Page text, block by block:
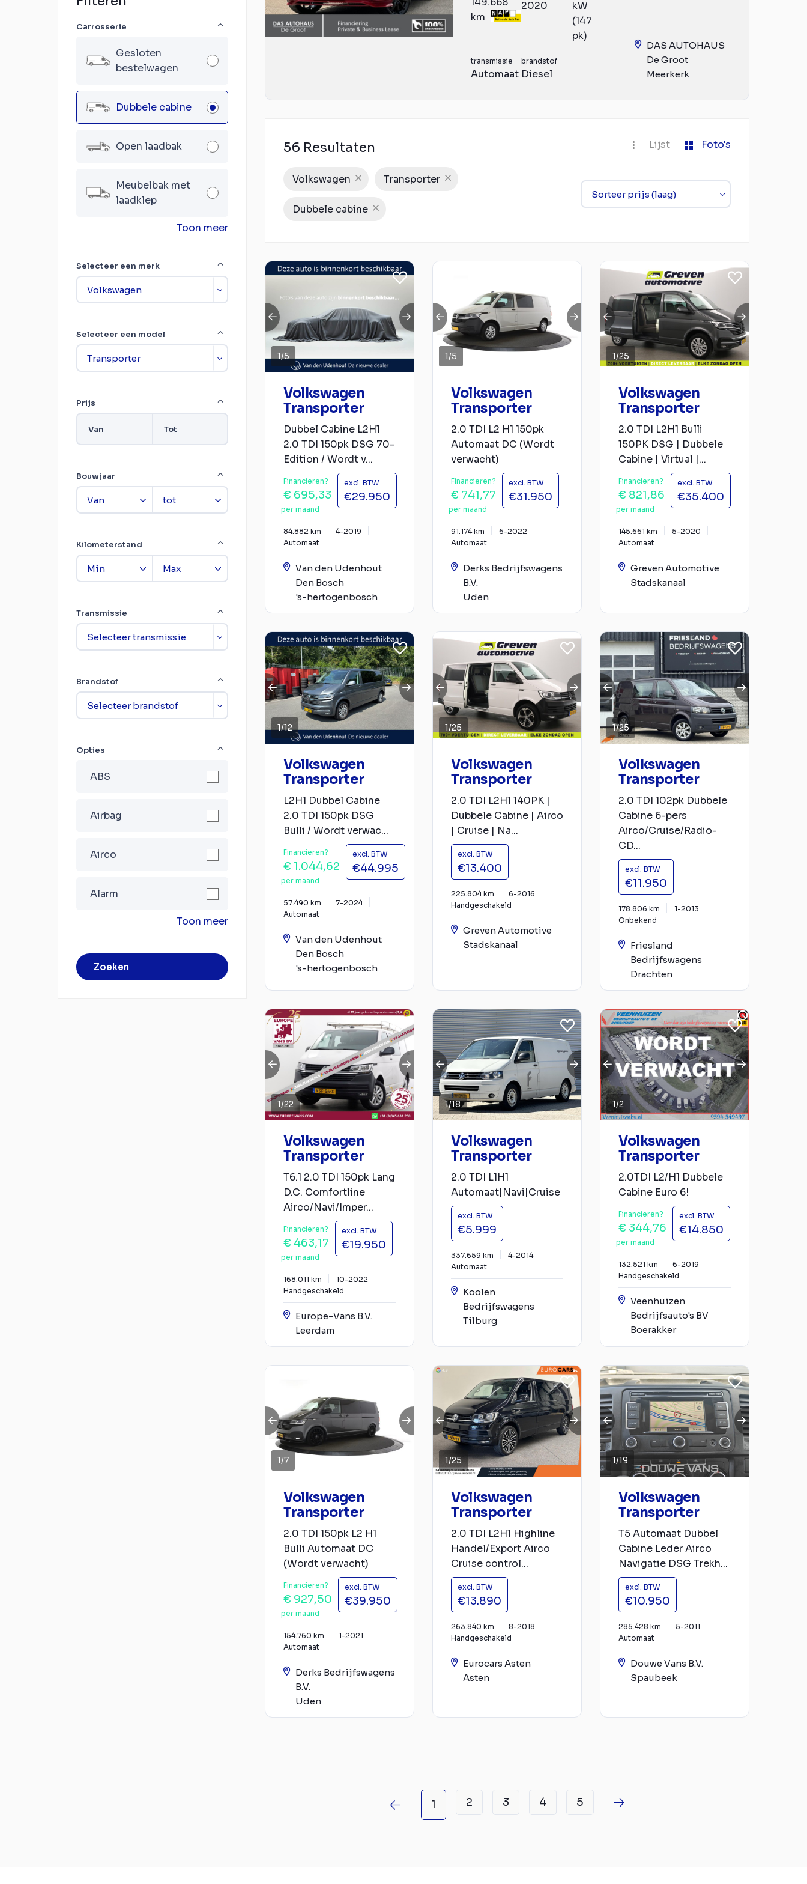
Carrosserie
Gesloten
bestelwagen
Dubbele cabine
Open laadbak
Meubelbak met
laadklep
Toon meer
Selecteer een merk
Selecteer een model
Prijs
Van Tot
Bouwjaar
Kilometerstand
Transmissie
Brandstof
Opties
ABS
Airbag
Airco
Alarm
Toon meer
Zoeken
km
2020
kW
(147
pk)
transmissie
Automaat
brandstof
Diesel
DAS AUTOHAUS
De Groot
Meerkerk
56 Resultaten Lijst Foto's
Volkswagen Transporter
Dubbele cabine
1/5
Volkswagen
Transporter
Dubbel Cabine L2H1
2.0 TDI 150pk DSG 70-
Edition / Wordt v...
Financieren?
€ 695,33
per maand
excl. BTW
€29.950
84.882 km
4-2019
Automaat
Van den Udenhout
Den Bosch
's-hertogenbosch
1/5
Volkswagen
Transporter
2.0 TDI L2 H1 150pk
Automaat DC (Wordt
verwacht)
Financieren?
€ 741,77
per maand
excl. BTW
€31.950
91.174 km
6-2022
Automaat
Derks Bedrijfswagens
B.V.
Uden
1/25
Volkswagen
Transporter
2.0 TDI L2H1 Bulli
150PK DSG | Dubbele
Cabine | Virtual |...
Financieren?
€ 821,86
per maand
excl. BTW
€35.400
145.661 km
5-2020
Automaat
Greven Automotive
Stadskanaal
1/12
Volkswagen
Transporter
L2H1 Dubbel Cabine
2.0 TDI 150pk DSG
Bulli / Wordt verwac...
Financieren?
€ 1.044,62
per maand
excl. BTW
€44.995
57.490 km
7-2024
Automaat
Van den Udenhout
Den Bosch
's-hertogenbosch
1/25
Volkswagen
Transporter
2.0 TDI L2H1 140PK |
Dubbele Cabine | Airco
| Cruise | Na...
excl. BTW
€13.400
225.804 km
6-2016
Handgeschakeld
Greven Automotive
Stadskanaal
1/25
Volkswagen
Transporter
2.0 TDI 102pk Dubbele
Cabine 6-pers
Airco/Cruise/Radio-
CD...
excl. BTW
€11.950
178.806 km
1-2013
Onbekend
Friesland
Bedrijfswagens
Drachten
1/22
Volkswagen
Transporter
T6.1 2.0 TDI 150pk Lang
D.C. Comfortline
Airco/Navi/Imper...
Financieren?
€ 463,17
per maand
excl. BTW
€19.950
168.011 km
10-2022
Handgeschakeld
Europe-Vans B.V.
Leerdam
1/18
Volkswagen
Transporter
2.0 TDI L1H1
Automaat|Navi|Cruise
excl. BTW
€5.999
337.659 km
4-2014
Automaat
Koolen
Bedrijfswagens
Tilburg
1/2
Volkswagen
Transporter
2.0TDI L2/H1 Dubbele
Cabine Euro 6!
Financieren?
€ 344,76
per maand
excl. BTW
€14.850
132.521 km
6-2019
Handgeschakeld
Veenhuizen
Bedrijfsauto's BV
Boerakker
1/7
Volkswagen
Transporter
2.0 TDI 150pk L2 H1
Bulli Automaat DC
(Wordt verwacht)
Financieren?
€ 927,50
per maand
excl. BTW
€39.950
154.760 km
1-2021
Automaat
Derks Bedrijfswagens
B.V.
Uden
1/25
Volkswagen
Transporter
2.0 TDI L2H1 Highline
Handel/Export Airco
Cruise control...
excl. BTW
€13.890
263.840 km
8-2018
Handgeschakeld
Eurocars Asten
Asten
1/19
Volkswagen
Transporter
T5 Automaat Dubbel
Cabine Leder Airco
Navigatie DSG Trekh...
excl. BTW
€10.950
285.428 km
5-2011
Automaat
Douwe Vans B.V.
Spaubeek
1 2 3 4 5